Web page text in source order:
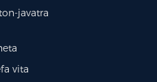
javatra
vita